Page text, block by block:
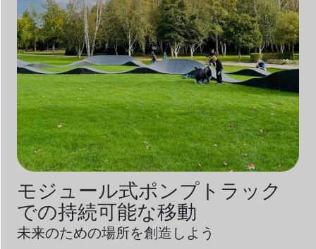
モジュール式ポンプトラック
での持続可能な移動
未来のための場所を創造しよう